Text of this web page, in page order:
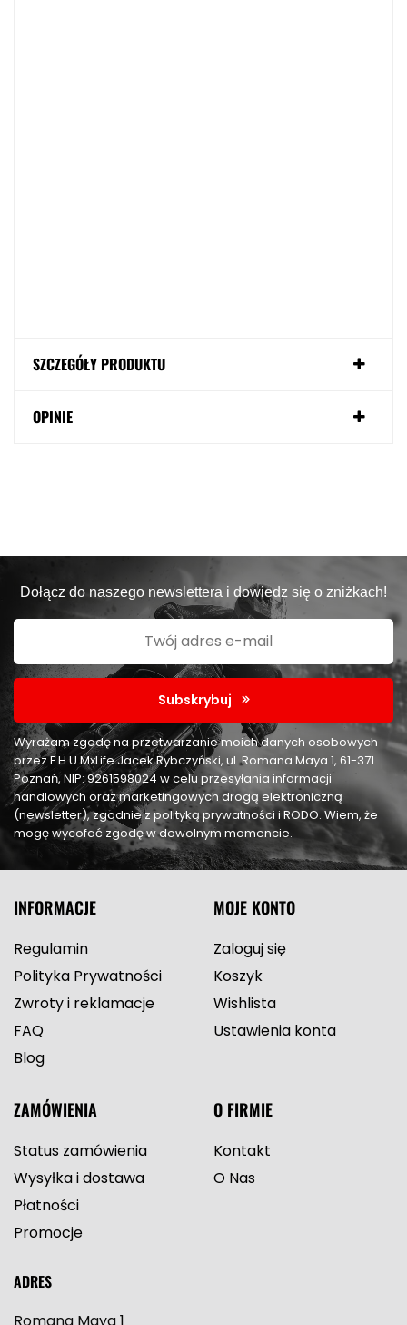
SZCZEGÓŁY PRODUKTU
OPINIE
Dołącz do naszego newslettera i dowiedz się o zniżkach!
Subskrybuj
Wyrażam zgodę na przetwarzanie moich danych osobowych
przez F.H.U MxLife Jacek Rybczyński, ul. Romana Maya 1, 61-371
Poznań, NIP: 9261598024 w celu przesyłania informacji
handlowych oraz marketingowych drogą elektroniczną
(newsletter), zgodnie z polityką prywatności i RODO. Wiem, że
mogę wycofać zgodę w dowolnym momencie.
INFORMACJE
Regulamin
Polityka Prywatności
Zwroty i reklamacje
FAQ
Blog
MOJE KONTO
Zaloguj się
Koszyk
Wishlista
Ustawienia konta
ZAMÓWIENIA
Status zamówienia
Wysyłka i dostawa
Płatności
Promocje
O FIRMIE
Kontakt
O Nas
ADRES